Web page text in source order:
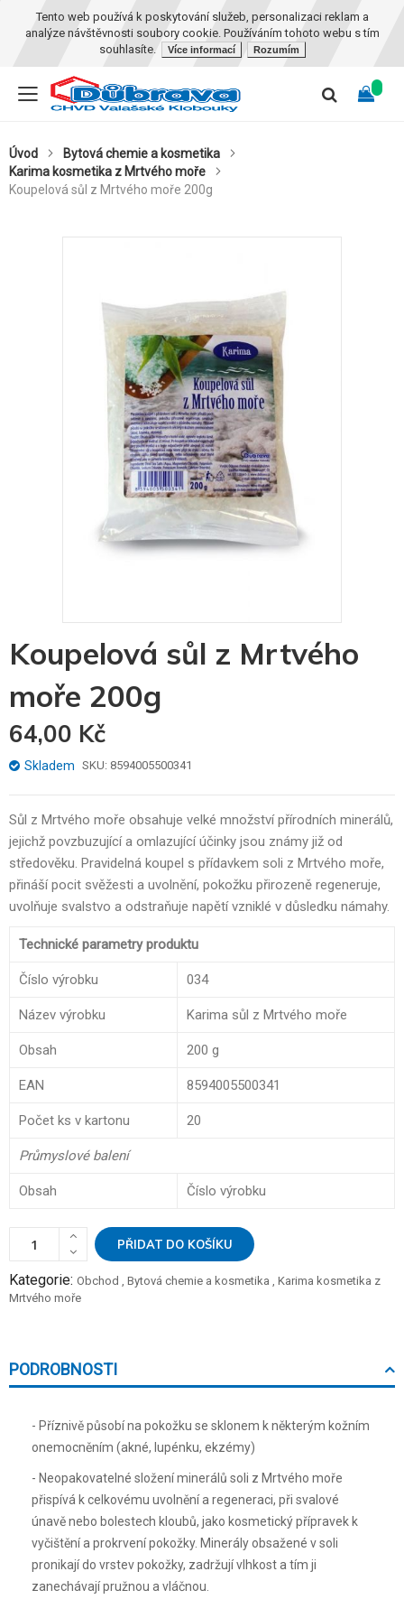
Tento web používá k poskytování služeb, personalizaci reklam a
analýze návštěvnosti soubory cookie. Používáním tohoto webu s tím
souhlasíte.
Více informací Rozumím
Úvod
Bytová chemie a kosmetika
Karima kosmetika z Mrtvého moře
Koupelová sůl z Mrtvého moře 200g
Koupelová sůl z Mrtvého
moře 200g
64,00 Kč
Skladem SKU 8594005500341
Sůl z Mrtvého moře obsahuje velké množství přírodních minerálů,
jejichž povzbuzující a omlazující účinky jsou známy již od
středověku. Pravidelná koupel s přídavkem soli z Mrtvého moře,
přináší pocit svěžesti a uvolnění, pokožku přirozeně regeneruje,
uvolňuje svalstvo a odstraňuje napětí vzniklé v důsledku námahy.
Technické parametry produktu
Číslo výrobku 034
Název výrobku Karima sůl z Mrtvého moře
Obsah 200 g
EAN 8594005500341
Počet ks v kartonu 20
Průmyslové balení
Obsah Číslo výrobku
PŘIDAT DO KOŠÍKU
Kategorie: Obchod , Bytová chemie a kosmetika , Karima kosmetika z
Mrtvého moře
to
beginning
of
images
PODROBNOSTI
- Příznivě působí na pokožku se sklonem k některým kožním
onemocněním (akné, lupénku, ekzémy)
- Neopakovatelné složení minerálů soli z Mrtvého moře
přispívá k celkovému uvolnění a regeneraci, při svalové
únavě nebo bolestech kloubů, jako kosmetický přípravek k
vyčištění a prokrvení pokožky. Minerály obsažené v soli
pronikají do vrstev pokožky, zadržují vlhkost a tím ji
zanechávají pružnou a vláčnou.